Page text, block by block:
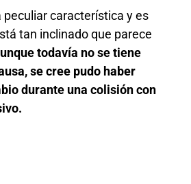
peculiar característica y es
tan inclinado que parece
todavía no se tiene
se cree pudo haber
durante una colisión con